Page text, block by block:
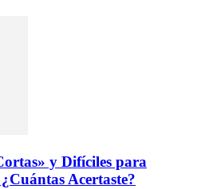
y Difíciles para
Acertaste?